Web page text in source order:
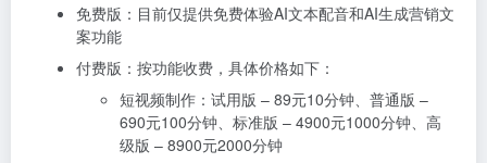
免费版：目前仅提供免费体验AI文本配音和AI生成营销文
案功能
付费版：按功能收费，具体价格如下：
短视频制作：试用版 – 89元10分钟、普通版 –
690元100分钟、标准版 – 4900元1000分钟、高
级版 – 8900元2000分钟